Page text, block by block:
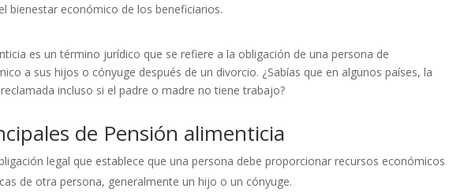
bienestar económico de los beneficiarios.
es un término jurídico que se refiere a la obligación de una persona de
a sus hijos o cónyuge después de un divorcio. ¿Sabías que en algunos países, la
incluso si el padre o madre no tiene trabajo?
de Pensión alimenticia
legal que establece que una persona debe proporcionar recursos económicos
de otra persona, generalmente un hijo o un cónyuge.